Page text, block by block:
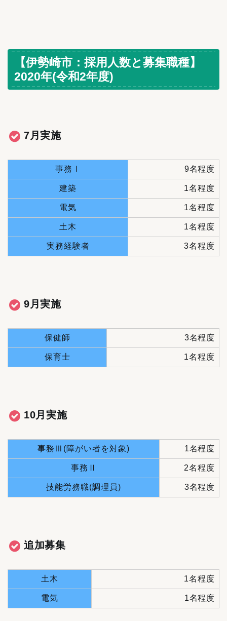
【伊勢崎市：採用人数と募集職種】
2020年(令和2年度)
7月実施
事務Ⅰ 9名程度
建築 1名程度
電気 1名程度
土木 1名程度
実務経験者 3名程度
9月実施
保健師 3名程度
保育士 1名程度
10月実施
事務Ⅲ(障がい者を対象) 1名程度
事務Ⅱ 2名程度
技能労務職(調理員) 3名程度
追加募集
土木 1名程度
電気 1名程度